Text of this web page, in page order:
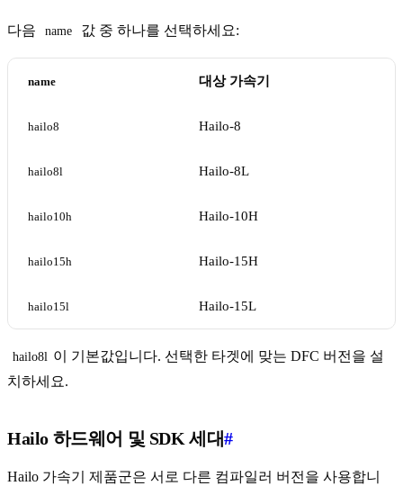
다음 name 값 중 하나를 선택하세요:
name 대상 가속기
hailo8 Hailo-8
hailo8l Hailo-8L
hailo10h Hailo-10H
hailo15h Hailo-15H
hailo15l Hailo-15L
hailo8l 이 기본값입니다. 선택한 타겟에 맞는 DFC 버전을 설
치하세요.
Hailo 하드웨어 및 SDK 세대#
Hailo 가속기 제품군은 서로 다른 컴파일러 버전을 사용합니